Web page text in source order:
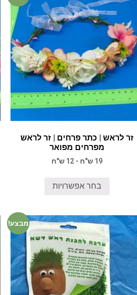
זר לראש | כתר פרחים | זר לראש
מפרחים מפואר
19 ש"ח - 12 ש"ח
בחר אפשרויות
מבצע!